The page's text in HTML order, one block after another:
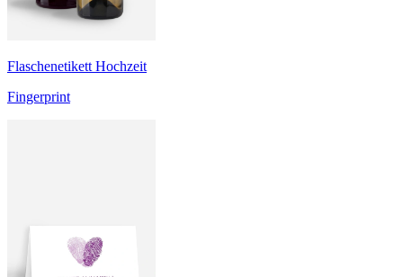
Flaschenetikett Hochzeit
Fingerprint